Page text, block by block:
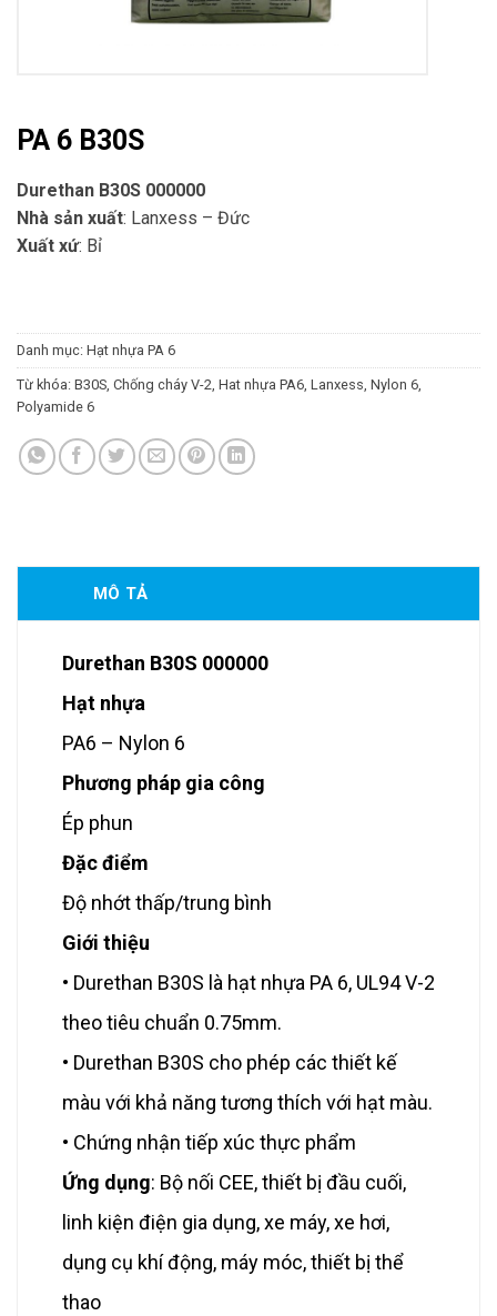
PA 6 B30S
Durethan B30S 000000
Nhà sản xuất: Lanxess – Đức
Xuất xứ: Bỉ
Danh mục: Hạt nhựa PA 6
Từ khóa: B30S, Chống cháy V-2, Hat nhựa PA6, Lanxess, Nylon 6,
Polyamide 6
MÔ TẢ
Durethan B30S 000000
Hạt nhựa
PA6 – Nylon 6
Phương pháp gia công
Ép phun
Đặc điểm
Độ nhớt thấp/trung bình
Giới thiệu
• Durethan B30S là hạt nhựa PA 6, UL94 V-2
theo tiêu chuẩn 0.75mm.
• Durethan B30S cho phép các thiết kế
màu với khả năng tương thích với hạt màu.
• Chứng nhận tiếp xúc thực phẩm
Ứng dụng: Bộ nối CEE, thiết bị đầu cuối,
linh kiện điện gia dụng, xe máy, xe hơi,
dụng cụ khí động, máy móc, thiết bị thể
thao